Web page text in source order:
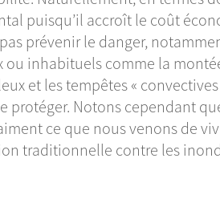
puisqu’il accroît le coût
prévenir le danger,
inhabituels comme la
et les tempêtes « convectives
protéger. Notons cependant
ce que nous venons de
traditionnelle contre les